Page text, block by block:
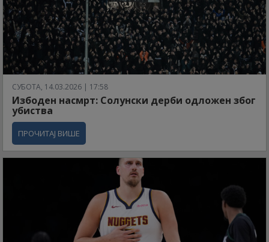
СУБОТА, 14.03.2026 | 17:58
Избоден насмрт: Солунски дерби одложен због
убиства
ПРОЧИТАЈ ВИШЕ